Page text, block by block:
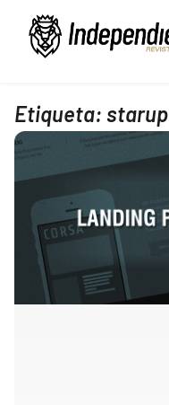
Etiqueta: starup